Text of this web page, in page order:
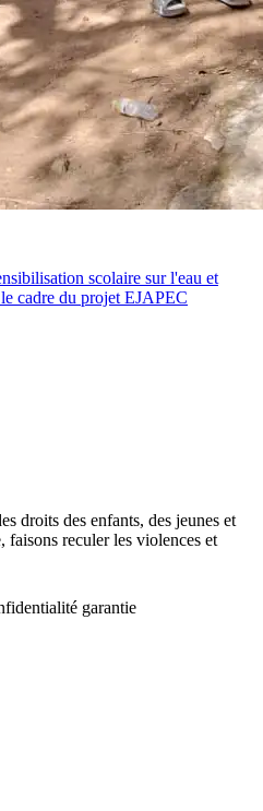
scolaire sur l'eau et
cadre du projet EJAPEC
droits des enfants, des jeunes et
faisons reculer les violences et
garantie